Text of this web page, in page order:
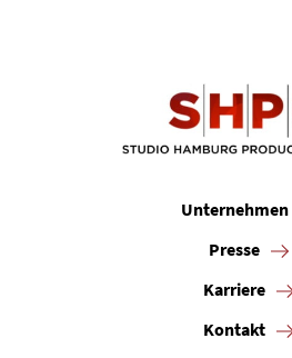
Unternehmen
Presse
Karriere
Kontakt